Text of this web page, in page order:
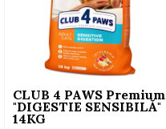
CLUB 4 PAWS Premium
"DIGESTIE SENSIBILĂ"
14KG